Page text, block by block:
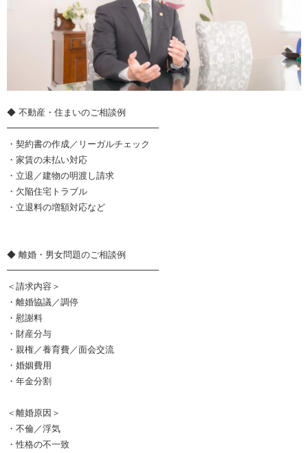
◆ 不動産・住まいのご相談例
━━━━━━━━━━━━━━━━━
・契約書の作成／リーガルチェック
・家賃の未払い対応
・立退／建物の明渡し請求
・欠陥住宅トラブル
・立退料の増額対応など
◆ 離婚・男女問題のご相談例
━━━━━━━━━━━━━━━━━
＜請求内容＞
・離婚協議／調停
・慰謝料
・財産分与
・親権／養育費／面会交流
・婚姻費用
・年金分割
＜離婚原因＞
・不倫／浮気
・性格の不一致